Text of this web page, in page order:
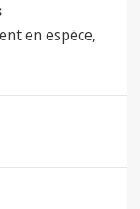
en espèce,